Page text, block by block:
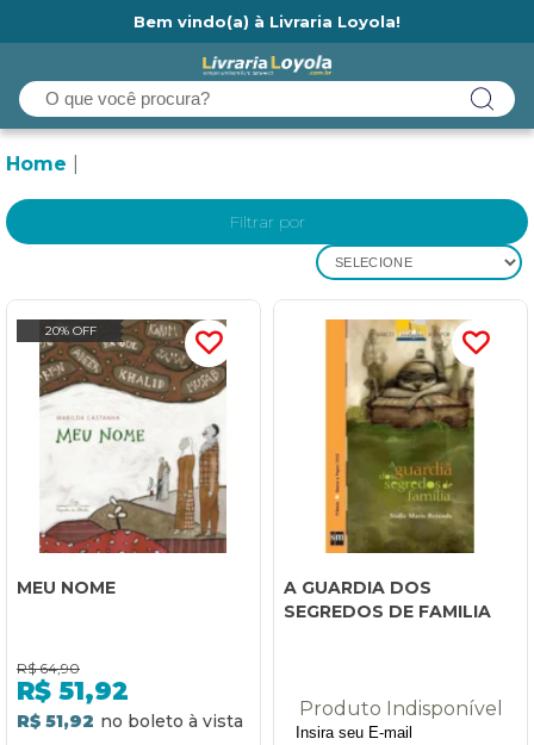
Bem vindo(a) à Livraria Loyola!
Home
Filtrar por
SELECIONE
20% OFF
MEU NOME
R$ 64,90
R$ 51,92
R$ 51,92
A GUARDIA DOS
SEGREDOS DE FAMILIA
Produto Indisponível